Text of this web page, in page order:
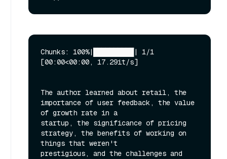
Chunks: 100%|██████████| 1/1
[00:00<00:00, 17.29it/s]
The author learned about retail, the
importance of user feedback, the value
of growth rate in a
startup, the significance of pricing
strategy, the benefits of working on
things that weren't
prestigious, and the challenges and